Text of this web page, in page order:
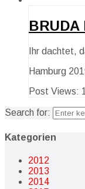
BRUDA
Ihr dachtet,
Hamburg
Post Views:
Search for:
Kategorien
2012
2013
2014